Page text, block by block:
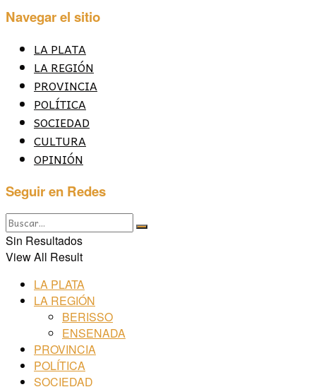
Navegar el sitio
LA PLATA
LA REGIÓN
PROVINCIA
POLÍTICA
SOCIEDAD
CULTURA
OPINIÓN
Seguir en Redes
Sin Resultados
View All Result
LA PLATA
LA REGIÓN
BERISSO
ENSENADA
PROVINCIA
POLÍTICA
SOCIEDAD